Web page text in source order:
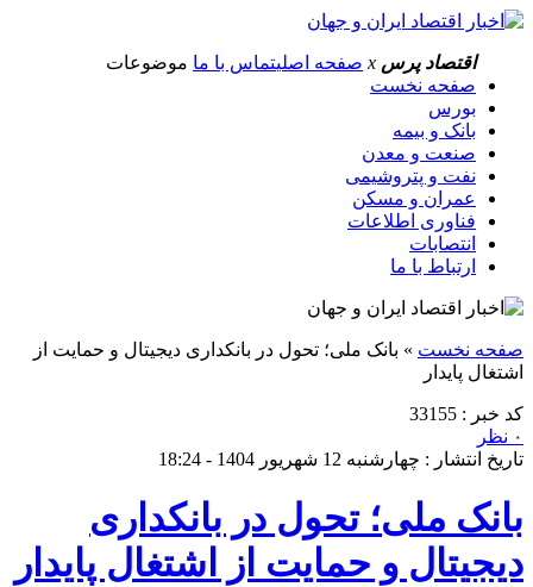
اقتصاد پرس x صفحه اصلیتماس با ما موضوعات
صفحه نخست
بورس
بانک و بیمه
صنعت و معدن
نفت و پتروشیمی
عمران و مسکن
فناوری اطلاعات
انتصابات
ارتباط با ما
صفحه نخست » بانک ملی؛ تحول در بانکداری دیجیتال و حمایت از
اشتغال پایدار
کد خبر : 33155
۰ نظر
تاریخ انتشار : چهارشنبه 12 شهریور 1404 - 18:24
بانک ملی؛ تحول در بانکداری
دیجیتال و حمایت از اشتغال پایدار